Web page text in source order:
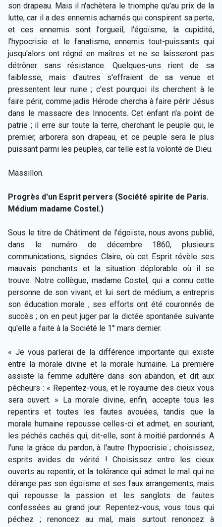
son drapeau. Mais il n'achètera le triomphe qu'au prix de la
lutte, car il a des ennemis acharnés qui conspirent sa perte,
et ces ennemis sont l'orgueil, l'égoïsme, la cupidité,
l'hypocrisie et le fanatisme, ennemis tout-puissants qui
jusqu'alors ont régné en maîtres et ne se laisseront pas
détrôner sans résistance. Quelques-uns rient de sa
faiblesse, mais d'autres s'effraient de sa venue et
pressentent leur ruine ; c'est pourquoi ils cherchent à le
faire périr, comme jadis Hérode chercha à faire périr Jésus
dans le massacre des Innocents. Cet enfant n'a point de
patrie ; il erre sur toute la terre, cherchant le peuple qui, le
premier, arborera son drapeau, et ce peuple sera le plus
puissant parmi les peuples, car telle est la volonté de Dieu.
Massillon.
Progrès d'un Esprit pervers (Société spirite de Paris.
Médium madame Costel.)
Sous le titre de Châtiment de l'égoïste, nous avons publié,
dans le numéro de décembre 1860, plusieurs
communications, signées Claire, où cet Esprit révèle ses
mauvais penchants et la situation déplorable où il se
trouve. Notre collègue, madame Costel, qui a connu cette
personne de son vivant, et lui sert de médium, a entrepris
son éducation morale ; ses efforts ont été couronnés de
succès ; on en peut juger par la dictée spontanée suivante
qu'elle a faite à la Société le 1° mars dernier.
« Je vous parlerai de la différence importante qui existe
entre la morale divine et la morale humaine. La première
assiste la femme adultère dans son abandon, et dit aux
pécheurs : « Repentez-vous, et le royaume des cieux vous
sera ouvert. » La morale divine, enfin, accepte tous les
repentirs et toutes les fautes avouées, tandis que la
morale humaine repousse celles-ci et admet, en souriant,
les péchés cachés qui, dit-elle, sont à moitié pardonnés. A
l'une la grâce du pardon, à l'autre l'hypocrisie ; choisissez,
esprits avides de vérité ! Choisissez entre les cieux
ouverts au repentir, et la tolérance qui admet le mal qui ne
dérange pas son égoïsme et ses faux arrangements, mais
qui repousse la passion et les sanglots de fautes
confessées au grand jour. Repentez-vous, vous tous qui
péchez ; renoncez au mal, mais surtout renoncez à